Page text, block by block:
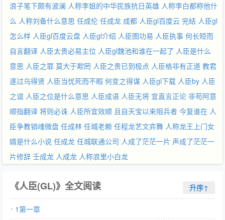
浪子笔下颇有波澜 人称李姐的中华民族抗日英雄 人称李白都称他什
么 人称刘备什么意思 任成伦 任成龙 成都 人臣gl百度云 完结 人臣gl
怎么样 人臣gl百度云盘 人臣gl介绍 人臣图功易 人臣执事 何长短而
自言翻译 人臣太贵必易主位 人臣gl魏池和谁在一起了 人臣是什么
意思 人臣之罪 莫大于欺罔 人臣之贵已到极点 人臣格非有正道 教君
遂过乌得贤 人臣当忧死而不暇 何变之得谋 人臣gl下载 人臣by 人臣
之谊 人臣之位是什么意思 人臣成语 人臣无将 宜直言正论 非苟阿意
顺指翻译 将则必诛 人臣所宜效顺 且自天宝以来阻兵者 今复谁在 人
臣争教销魂微盘 任成林 任城老赖 任程龙艺文弈舞 人称龙王上门女
婿是什么小说 任成龙 任城联通公司 人成了茫茫一片 声成了茫茫一
片修辞 壬成龙 人成龙 人称浪里小白龙
《人臣(GL)》全文阅读 升序↑
1第一章